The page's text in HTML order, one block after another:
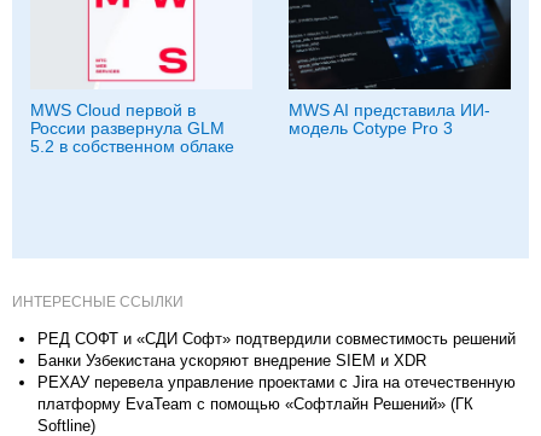
MWS Cloud первой в
России развернула GLM
5.2 в собственном облаке
MWS AI представила ИИ-
модель Cotype Pro 3
ИНТЕРЕСНЫЕ ССЫЛКИ
РЕД СОФТ и «СДИ Софт» подтвердили совместимость решений
Банки Узбекистана ускоряют внедрение SIEM и XDR
РЕХАУ перевела управление проектами с Jira на отечественную
платформу EvaTeam с помощью «Софтлайн Решений» (ГК
Softline)